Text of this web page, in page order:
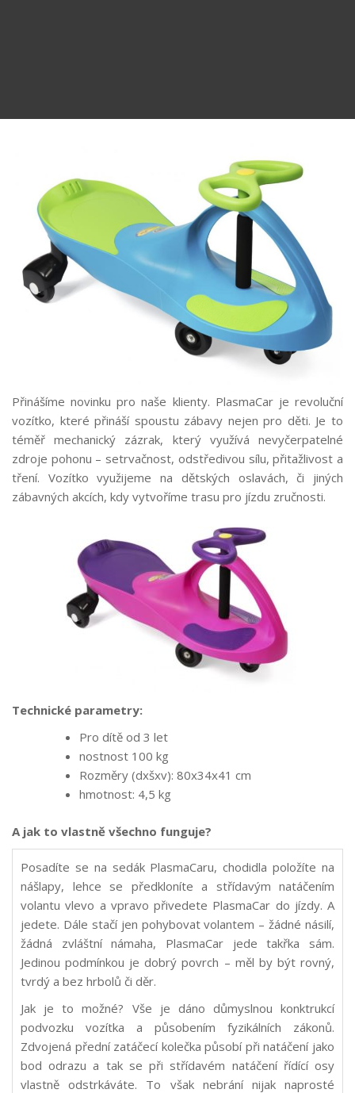
Přinášíme novinku pro naše klienty. PlasmaCar je revoluční
vozítko, které přináší spoustu zábavy nejen pro děti. Je to
téměř mechanický zázrak, který využívá nevyčerpatelné
zdroje pohonu – setrvačnost, odstředivou sílu, přitažlivost a
tření. Vozítko využijeme na dětských oslavách, či jiných
zábavných akcích, kdy vytvoříme trasu pro jízdu zručnosti.
Technické parametry:
Pro dítě od 3 let
nostnost 100 kg
Rozměry (dxšxv): 80x34x41 cm
hmotnost: 4,5 kg
A jak to vlastně všechno funguje?
Posadíte se na sedák PlasmaCaru, chodidla položíte na
nášlapy, lehce se předkloníte a střídavým natáčením
volantu vlevo a vpravo přivedete PlasmaCar do jízdy. A
jedete. Dále stačí jen pohybovat volantem – žádné násilí,
žádná zvláštní námaha, PlasmaCar jede takřka sám.
Jedinou podmínkou je dobrý povrch – měl by být rovný,
tvrdý a bez hrbolů či děr.
Jak je to možné? Vše je dáno důmyslnou konktrukcí
podvozku vozítka a působením fyzikálních zákonů.
Zdvojená přední zatáčecí kolečka působí při natáčení jako
bod odrazu a tak se při střídavém natáčení řídící osy
vlastně odstrkáváte. To však nebrání nijak naprosté